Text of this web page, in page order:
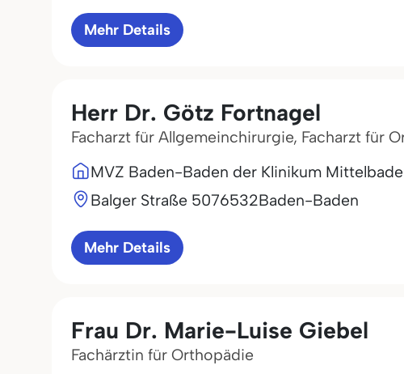
Mehr Details
Herr Dr. Götz Fortnagel
Facharzt für Allgemeinchirurgie, Facharzt für
MVZ Baden-Baden der Klinikum
Balger Straße 5076532Baden-Baden
Mehr Details
Frau Dr. Marie-Luise Giebel
Fachärztin für Orthopädie